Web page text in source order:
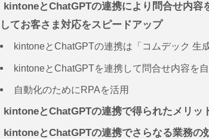
kintoneとChatGPTの連携により問合せ内容
してお客さま対応をスピードアップ
kintoneとChatGPTの連携は「コムデック 生
kintoneとChatGPTを連携して問合せ内容を
自動化のためにRPAを活用
kintoneとChatGPTの連携で得られたメリッ
kintoneとChatGPTの連携でさらなる業務の